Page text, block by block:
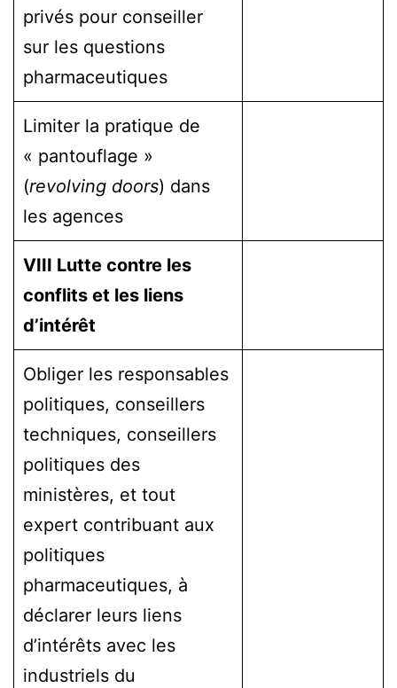
privés pour conseiller
sur les questions
pharmaceutiques
Limiter la pratique de
« pantouflage »
(revolving doors) dans
les agences
VIII Lutte contre les
conflits et les liens
d’intérêt
Obliger les responsables
politiques, conseillers
techniques, conseillers
politiques des
ministères, et tout
expert contribuant aux
politiques
pharmaceutiques, à
déclarer leurs liens
d’intérêts avec les
industriels du